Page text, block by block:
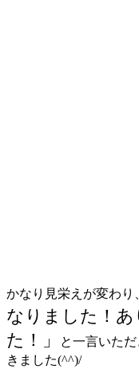
かなり見栄えが変わり
なりました！
た！」
と一言いた
きました(^^)/